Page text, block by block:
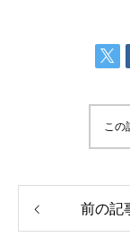
この
前の記